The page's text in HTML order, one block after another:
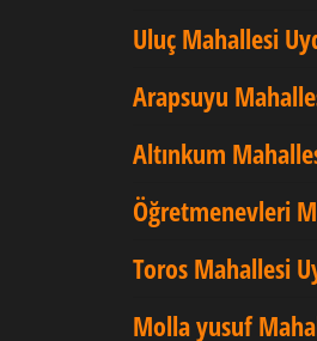
Uluç Mahallesi
Arapsuyu
Altınkum
Öğretmenevleri
Toros Mahallesi
Molla yusuf